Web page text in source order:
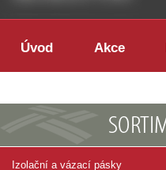
BUPRO - specialista na LED
Úvod Akce
Izolační a vázací pásky